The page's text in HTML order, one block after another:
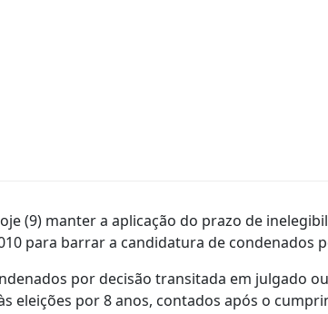
(9) manter a aplicação do prazo de
para barrar a candidatura de condenados
por decisão transitada em julgado
eleições por 8 anos, contados após o